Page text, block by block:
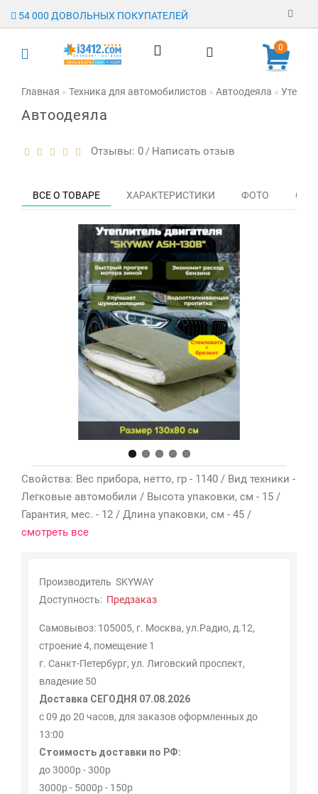
54 000 ДОВОЛЬНЫХ ПОКУПАТЕЛЕЙ
Регистрация
Авторизация
О магазине
Заявка на
опт
Контакты
закладки
0
Главная Техника для автомобилистов Автоодеяла
Автоодеяла
Отзывы: 0 / Написать отзыв
ВСЕ О ТОВАРЕ ХАРАКТЕРИСТИКИ ФОТО
Свойства: Вес прибора, нетто, гр - 1140 / Вид техники -
Легковые автомобили / Высота упаковки, см - 15 /
Гарантия, мес. - 12 / Длина упаковки, см - 45 /
смотреть все
Производитель SKYWAY
Доступность: Предзаказ
Самовывоз: 105005, г. Москва, ул.Радио, д.12,
строение 4, помещение 1
г. Санкт-Петербург, ул. Лиговский проспект,
владение 50
Доставка СЕГОДНЯ 07.08.2026
с 09 до 20 часов, для заказов оформленных до
13:00
Стоимость доставки по РФ:
до 3000р - 300р
3000р - 5000р - 150р